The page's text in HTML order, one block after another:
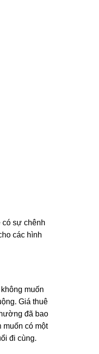
có sự chênh
các hình
muốn
Giá thuê
đã bao
có một
đi cùng.